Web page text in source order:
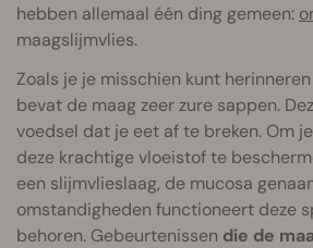
hebben allemaal één ding gemeen:
maagslijmvlies.
Zoals je je misschien kunt
bevat de maag zeer zure sappen.
voedsel dat je eet af te breken. Om
deze krachtige vloeistof te
een slijmvlieslaag, de mucosa
omstandigheden functioneert deze
behoren. Gebeurtenissen die de